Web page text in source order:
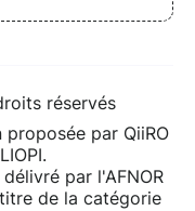
réservés
par QiiRO
par l'AFNOR
de la catégorie